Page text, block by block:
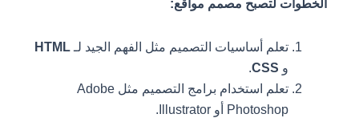
الخطوات لتصبح مصمم مواقع:
تعلم أساسيات التصميم مثل الفهم الجيد لـ HTML
CSS
.
تعلم استخدام برامج التصميم مثل Adobe
Photoshop أو Illustrator.